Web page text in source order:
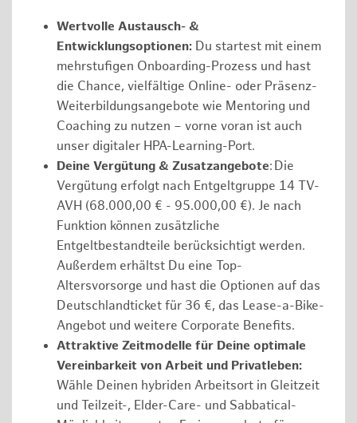
Wertvolle Austausch- &
Entwicklungsoptionen: Du startest mit einem
mehrstufigen Onboarding-Prozess und hast
die Chance, vielfältige Online- oder Präsenz-
Weiterbildungsangebote wie Mentoring und
Coaching zu nutzen – vorne voran ist auch
unser digitaler HPA-Learning-Port.
Deine Vergütung & Zusatzangebote: Die
Vergütung erfolgt nach Entgeltgruppe 14 TV-
AVH (68.000,00 € - 95.000,00 €). Je nach
Funktion können zusätzliche
Entgeltbestandteile berücksichtigt werden.
Außerdem erhältst Du eine Top-
Altersvorsorge und hast die Optionen auf das
Deutschlandticket für 36 €, das Lease-a-Bike-
Angebot und weitere Corporate Benefits.
Attraktive Zeitmodelle für Deine optimale
Vereinbarkeit von Arbeit und Privatleben:
Wähle Deinen hybriden Arbeitsort in Gleitzeit
und Teilzeit-, Elder-Care- und Sabbatical-